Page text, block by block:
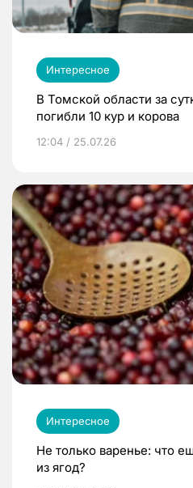
Интересное
В Томской области за
погибли 10 кур и корова
12:04 / 25.07.26
Интересное
Не только варенье: что
из ягод?